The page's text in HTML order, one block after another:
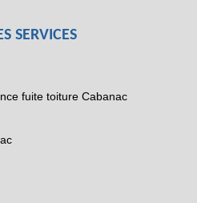
SERVICES
fuite toiture Cabanac